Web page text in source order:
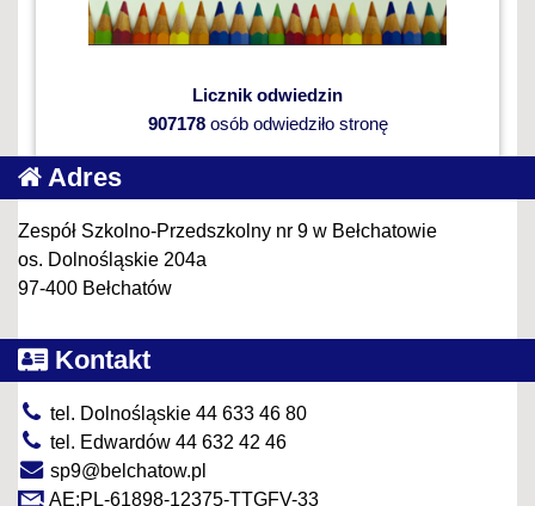
Licznik odwiedzin
907178osób odwiedziło stronę
Adres
Zespół Szkolno-Przedszkolny nr 9 w Bełchatowie
os. Dolnośląskie 204a
97-400 Bełchatów
Kontakt
tel. Dolnośląskie 44 633 46 80
tel. Edwardów 44 632 42 46
sp9@belchatow.pl
AE:PL-61898-12375-TTGFV-33